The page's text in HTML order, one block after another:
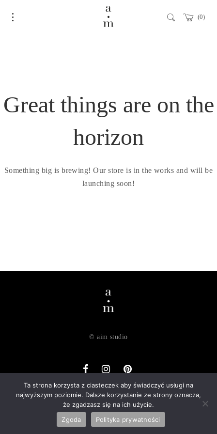
0
Great things are on the
horizon
Something big is brewing! Our store is in the works and will be
launching soon!
Ta strona korzysta z ciasteczek aby świadczyć usługi na
najwyższym poziomie. Dalsze korzystanie ze strony oznacza,
że zgadzasz się na ich użycie.
Zgoda
Polityka prywatności
© aim studio
o nas dostawa zwroty regulamin
polityka prywatności
kontakt